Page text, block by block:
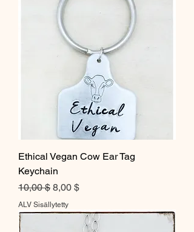
Ethical Vegan Cow Ear Tag
Keychain
Normaali hinta
10,00 $ Alehinta
8,00 $
ALV Sisällytetty